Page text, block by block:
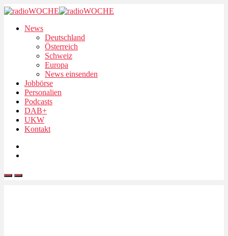
News
Deutschland
Österreich
Schweiz
Europa
News einsenden
Jobbörse
Personalien
Podcasts
DAB+
UKW
Kontakt